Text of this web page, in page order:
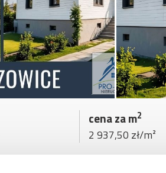
cena za m2
2 937,50 zł/m²